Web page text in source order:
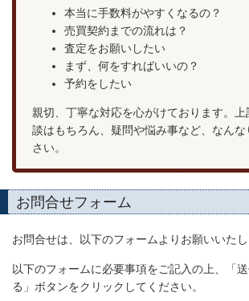
本当に手数料がやすくなるの？
売買契約までの流れは？
査定をお願いしたい
まず、何をすればいいの？
予約をしたい
親切、丁寧な対応を心がけております。上
談はもちろん、疑問や悩み事など、なん
さい。
お問合せフォーム
お問合せは、以下のフォームよりお願いいたし
以下のフォームに必要事項をご記入の上、「
る」ボタンをクリックしてください。